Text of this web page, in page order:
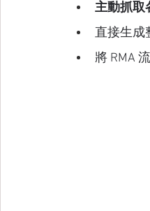
主動抓取
直接生成
將 RMA